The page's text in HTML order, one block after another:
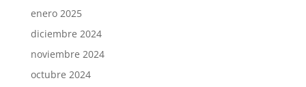
enero 2025
diciembre 2024
noviembre 2024
octubre 2024